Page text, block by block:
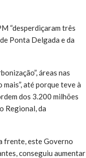
“desperdiçaram três
Ponta Delgada e da
áreas nas
até porque teve à
dos 3.200 milhões
Regional, da
frente, este Governo
conseguiu aumentar